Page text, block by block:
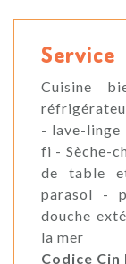
Service
Cuisine
- lave-linge
fi - Sèche-
de table
parasol -
douche
la mer
Codice Cin